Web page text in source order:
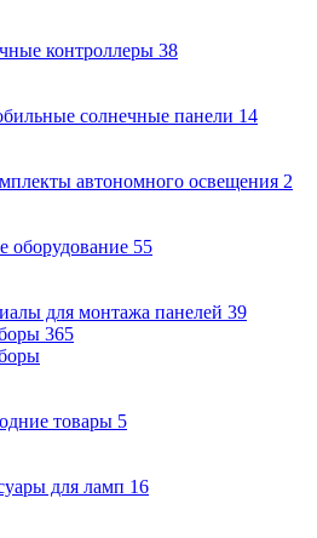
контроллеры 38
солнечные панели 14
автономного освещения 2
оборудование 55
для монтажа панелей 39
365
товары 5
для ламп 16